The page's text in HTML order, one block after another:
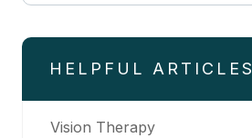
HELPFUL ARTICLES
Vision Therapy